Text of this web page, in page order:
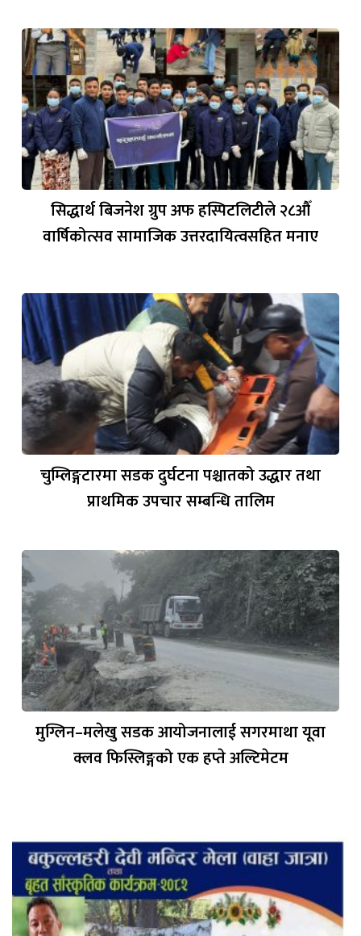
सिद्धार्थ बिजनेश ग्रुप अफ हस्पिटलिटीले २८औँ
वार्षिकोत्सव सामाजिक उत्तरदायित्वसहित मनाए
चुम्लिङ्गटारमा सडक दुर्घटना पश्चातको उद्धार तथा
प्राथमिक उपचार सम्बन्धि तालिम
मुग्लिन–मलेखु सडक आयोजनालाई सगरमाथा यूवा
क्लव फिस्लिङ्गको एक हप्ते अल्टिमेटम